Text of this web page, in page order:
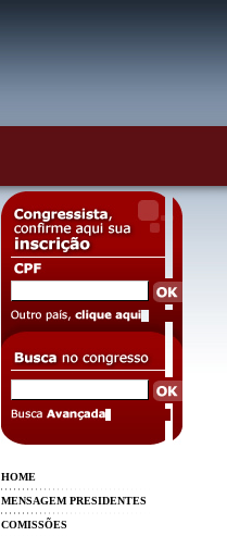
HOME
MENSAGEM PRESIDENTES
COMISSÕES